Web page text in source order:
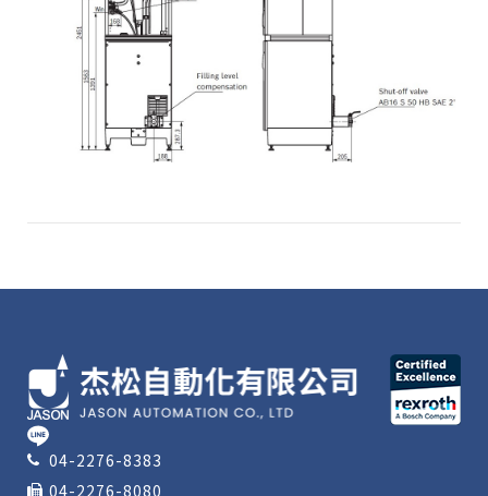
04-2276-8383
04-2276-8080